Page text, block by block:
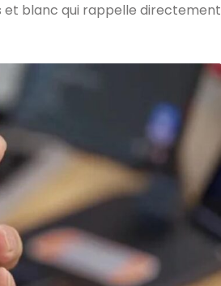
et blanc qui rappelle directement